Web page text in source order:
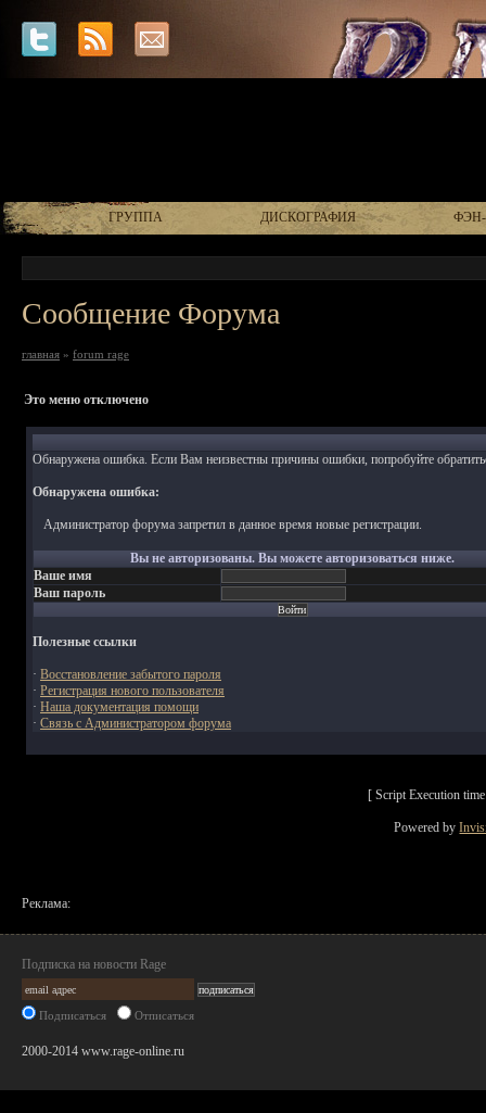
ГРУППА ДИСКОГРАФИЯ
Сообщение Форума
главная » forum rage
Это меню отключено
Обнаружена ошибка. Если Вам неизвестны причины ошибки, попробуйте
Обнаружена ошибка:
Администратор форума запретил в данное время новые регистрации.
Вы не авторизованы. Вы можете авторизоваться ниже.
Ваше имя
Ваш пароль
Полезные ссылки
· Восстановление забытого пароля
· Регистрация нового пользователя
· Наша документация помощи
· Связь с Администратором форума
[ Script Execution
Powered by
Реклама:
Подписка на новости Rage
Подписаться Отписаться
2000-2014 www.rage-online.ru